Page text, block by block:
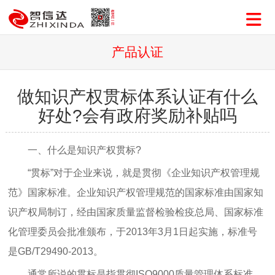
产品认证
做知识产权贯标体系认证有什么
好处?会有政府奖励补贴吗
一、什么是知识产权贯标?
“贯标”对于企业来说，就是贯彻《企业知识产权管理规
范》国家标准。企业知识产权管理规范的国家标准由国家知
识产权局制订，经由国家质量监督检验检疫总局、国家标准
化管理委员会批准颁布，于2013年3月1日起实施，标准号
是GB/T29490-2013。